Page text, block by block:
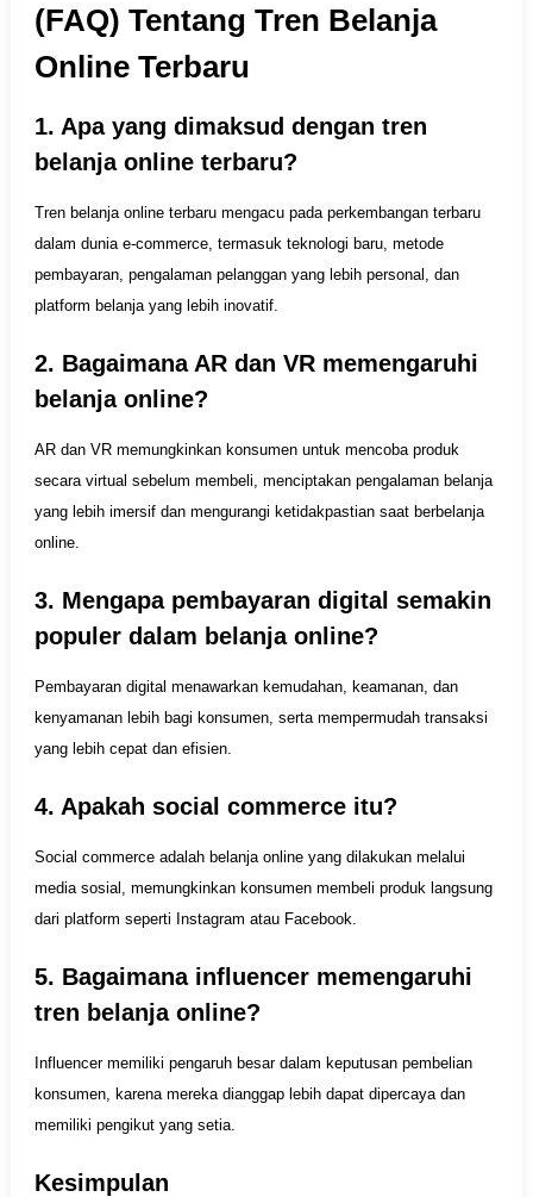
(FAQ) Tentang Tren Belanja
Online Terbaru
1. Apa yang dimaksud dengan tren
belanja online terbaru?
Tren belanja online terbaru mengacu pada perkembangan terbaru
dalam dunia e-commerce, termasuk teknologi baru, metode
pembayaran, pengalaman pelanggan yang lebih personal, dan
platform belanja yang lebih inovatif.
2. Bagaimana AR dan VR memengaruhi
belanja online?
AR dan VR memungkinkan konsumen untuk mencoba produk
secara virtual sebelum membeli, menciptakan pengalaman belanja
yang lebih imersif dan mengurangi ketidakpastian saat berbelanja
online.
3. Mengapa pembayaran digital semakin
populer dalam belanja online?
Pembayaran digital menawarkan kemudahan, keamanan, dan
kenyamanan lebih bagi konsumen, serta mempermudah transaksi
yang lebih cepat dan efisien.
4. Apakah social commerce itu?
Social commerce adalah belanja online yang dilakukan melalui
media sosial, memungkinkan konsumen membeli produk langsung
dari platform seperti Instagram atau Facebook.
5. Bagaimana influencer memengaruhi
tren belanja online?
Influencer memiliki pengaruh besar dalam keputusan pembelian
konsumen, karena mereka dianggap lebih dapat dipercaya dan
memiliki pengikut yang setia.
Kesimpulan